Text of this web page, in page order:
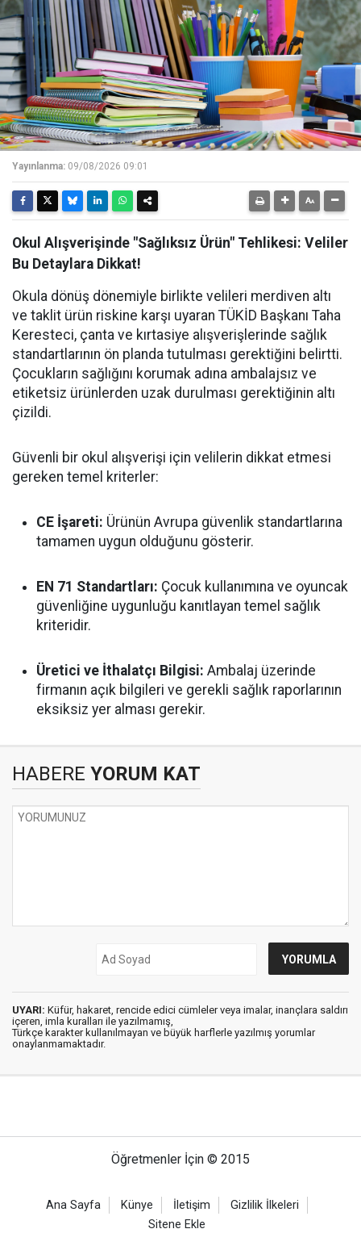
Yayınlanma: 09/08/2026 09:01
Okul Alışverişinde "Sağlıksız Ürün" Tehlikesi: Veliler
Bu Detaylara Dikkat!
Okula dönüş dönemiyle birlikte velileri merdiven altı
ve taklit ürün riskine karşı uyaran TÜKİD Başkanı Taha
Keresteci, çanta ve kırtasiye alışverişlerinde sağlık
standartlarının ön planda tutulması gerektiğini belirtti.
Çocukların sağlığını korumak adına ambalajsız ve
etiketsiz ürünlerden uzak durulması gerektiğinin altı
çizildi.
Güvenli bir okul alışverişi için velilerin dikkat etmesi
gereken temel kriterler:
CE İşareti: Ürünün Avrupa güvenlik standartlarına
tamamen uygun olduğunu gösterir.
EN 71 Standartları: Çocuk kullanımına ve oyuncak
güvenliğine uygunluğu kanıtlayan temel sağlık
kriteridir.
Üretici ve İthalatçı Bilgisi: Ambalaj üzerinde
firmanın açık bilgileri ve gerekli sağlık raporlarının
eksiksiz yer alması gerekir.
HABERE YORUM KAT
UYARI: Küfür, hakaret, rencide edici cümleler veya imalar, inançlara saldırı
içeren, imla kuralları ile yazılmamış,
Türkçe karakter kullanılmayan ve büyük harflerle yazılmış yorumlar
onaylanmamaktadır.
Öğretmenler İçin © 2015
Ana Sayfa Künye İletişim
Gizlilik İlkeleri
Sitene Ekle